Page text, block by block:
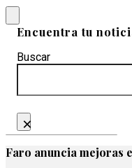
Encuentra tu
Buscar
×
Faro anuncia mejoras